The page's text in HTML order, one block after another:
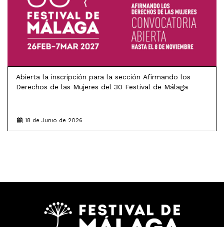
Abierta la inscripción para la sección Afirmando los
Derechos de las Mujeres del 30 Festival de Málaga
18 de Junio de 2026